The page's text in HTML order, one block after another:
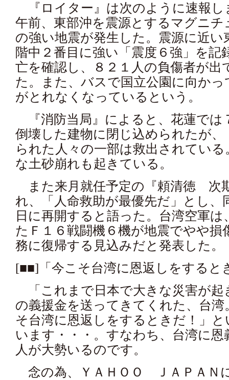
『ロイター』は次のように速報し
午前、東部沖を震源とするマグニチ
の強い地震が発生した。震源に近い
階中２番目に強い「震度６強」を記
亡を確認し、８２１人の負傷者が出
た。また、バスで国立公園に向か
がとれなくなっているという。
『消防当局』によると、花蓮では
倒壊した建物に閉じ込められたが
られた人々の一部は救出されてい
な土砂崩れも起きている。
また来月就任予定の『頼清徳 次
れ、「人命救助が最優先だ」とし、
日に再開すると語った。台湾空軍
たＦ１６戦闘機６機が地震でやや損
務に復帰する見込みだと発表した。
[■■]「今こそ台湾に恩返しをすると
「これまで日本で大きな災害が起
の義援金を送ってきてくれた、台
そ台湾に恩返しをするときだ！」
います・・・。すなわち、台湾に
人が大勢いるのです。
念の為、ＹＡＨＯＯ ＪＡＰＡＮ